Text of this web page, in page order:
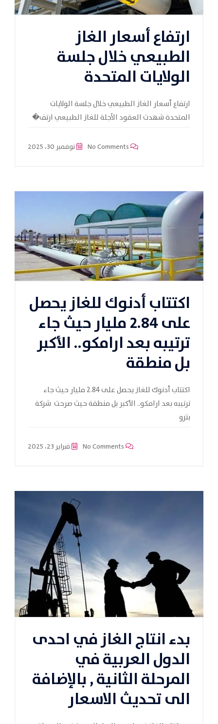
ارتفاع أسعار الغاز
الطبيعي خلال جلسة
الولايات المتحدة
ارتفاع أسعار الغاز الطبيعي خلال جلسة الولايات
المتحدة شهدت العقود الآجلة للغاز الطبيعي ارتف�
نوفمبر 30، 2025
اكتتاب أدنوك للغاز يحصل
على 2.84 مليار حيث جاء
ترتيبه بعد ارامكو.. الأكبر
بل منطقة
اكتتاب أدنوك للغاز يحصل على 2.84 مليار حيث جاء
ترتيبه بعد ارامكو.. الأكبر بل منطقة حيث صرحت شركة
بترو
فبراير 23، 2025
بدء انتاج الغاز في احدى
الدول العربية في
المرحلة الثانية , بالإضافة
الى تحديث الاسعار